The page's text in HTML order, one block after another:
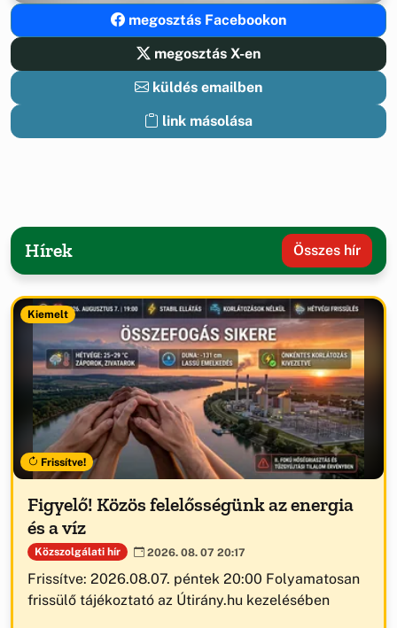
megosztás Facebookon
megosztás X-en
küldés emailben
link másolása
Hírek Összes hír
Kiemelt
Frissítve!
Figyelő! Közös felelősségünk az energia
és a víz
Közszolgálati hír 2026. 08. 07 20:17
Frissítve: 2026.08.07. péntek 20:00 Folyamatosan
frissülő tájékoztató az Útirány.hu kezelésében